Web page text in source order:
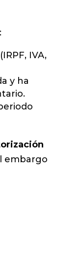
IVA,
y ha
embargo